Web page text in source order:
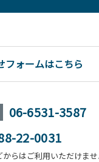
フォームはこちら
06-6531-3587
22-0031
らはご利用いただけませ